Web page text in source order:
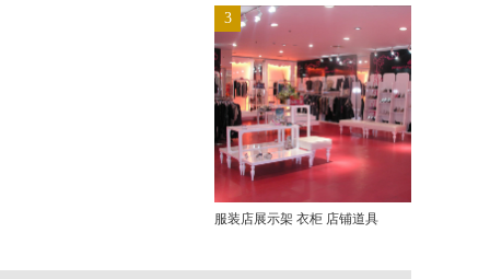
3
服装店展示架 衣柜 店铺道具